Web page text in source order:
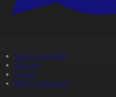
#Басты ақпарат
#Қоғам
#Білім
#Күн жаңалығы